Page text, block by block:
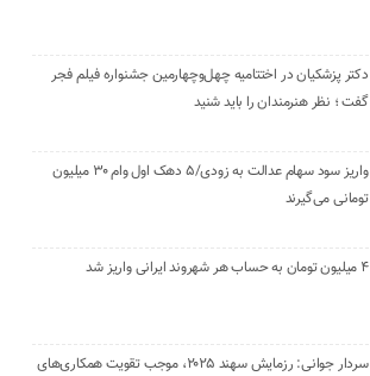
دکتر پزشکیان در اختتامیه چهل‌وچهارمین جشنواره فیلم فجر
گفت ؛ نظر هنرمندان را باید شنید
واریز سود سهام عدالت به زودی/۵ دهک اول وام ۳۰ میلیون
تومانی می‌گیرند
۴ میلیون تومان به حساب هر شهروند ایرانی واریز شد
سردار جوانی: رزمایش سهند ۲۰۲۵، موجب تقویت همکاری‌های